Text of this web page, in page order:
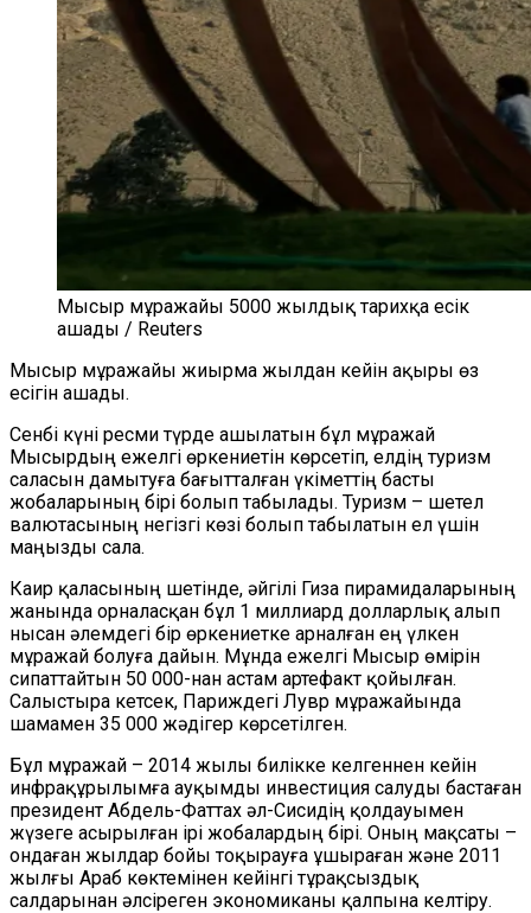
Мысыр мұражайы 5000 жылдық тарихқа есік
ашады / Reuters
Мысыр мұражайы жиырма жылдан кейін ақыры өз
есігін ашады.
Сенбі күні ресми түрде ашылатын бұл мұражай
Мысырдың ежелгі өркениетін көрсетіп, елдің туризм
саласын дамытуға бағытталған үкіметтің басты
жобаларының бірі болып табылады. Туризм – шетел
валютасының негізгі көзі болып табылатын ел үшін
маңызды сала.
Каир қаласының шетінде, әйгілі Гиза пирамидаларының
жанында орналасқан бұл 1 миллиард долларлық алып
нысан әлемдегі бір өркениетке арналған ең үлкен
мұражай болуға дайын. Мұнда ежелгі Мысыр өмірін
сипаттайтын 50 000-нан астам артефакт қойылған.
Салыстыра кетсек, Париждегі Лувр мұражайында
шамамен 35 000 жәдігер көрсетілген.
Бұл мұражай – 2014 жылы билікке келгеннен кейін
инфрақұрылымға ауқымды инвестиция салуды бастаған
президент Абдель-Фаттах әл-Сисидің қолдауымен
жүзеге асырылған ірі жобалардың бірі. Оның мақсаты –
ондаған жылдар бойы тоқырауға ұшыраған және 2011
жылғы Араб көктемінен кейінгі тұрақсыздық
салдарынан әлсіреген экономиканы қалпына келтіру.